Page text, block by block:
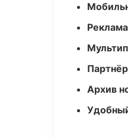
Архив